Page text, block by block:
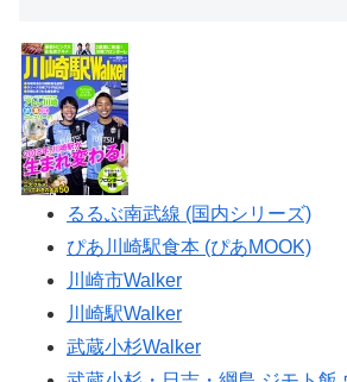
るるぶ南武線 (国内シリーズ)
ぴあ川崎駅食本 (ぴあMOOK)
川崎市Walker
川崎駅Walker
武蔵小杉Walker